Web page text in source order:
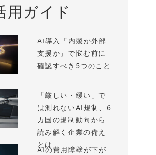
用ガイド
AI導入「内製か外部
支援か」で悩む前に
確認すべき5つのこと
「厳しい・緩い」で
は測れないAI規制、6
カ国の規制動向から
読み解く企業の備え
とは
AIの費用障壁が下が